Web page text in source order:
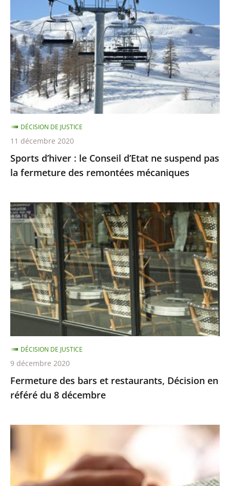
nouvellement
dégrad...
le
Conseil
d’Etat
ne
suspend
pas
la
fermeture
des
remontées
mécaniques
Sports d’hiver : le Conseil d’Etat ne suspend pas
la fermeture des remontées mécaniques
DÉCISION DE JUSTICE
11 décembre 2020
Fermeture
des
bars
et
restaurants,
Décision
en
référé
8
décembre
Fermeture des bars et restaurants, Décision en
référé du 8 décembre
DÉCISION DE JUSTICE
9 décembre 2020
Limite
30
personnes